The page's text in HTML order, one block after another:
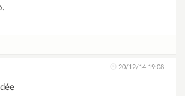
20/12/14 19:08